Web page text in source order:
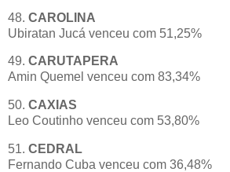
48. CAROLINA
Ubiratan Jucá venceu com 51,25%
49. CARUTAPERA
Amin Quemel venceu com 83,34%
50. CAXIAS
Leo Coutinho venceu com 53,80%
51. CEDRAL
Fernando Cuba venceu com 36,48%